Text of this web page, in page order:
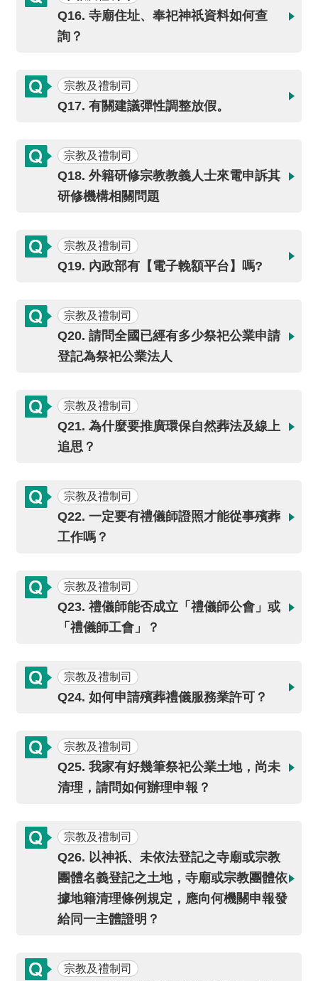
Q16. 寺廟住址、奉祀神祇資料如何查
詢？
宗教及禮制司
Q17. 有關建議彈性調整放假。
宗教及禮制司
Q18. 外籍研修宗教教義人士來電申訴其
研修機構相關問題
宗教及禮制司
Q19. 內政部有【電子輓額平台】嗎?
宗教及禮制司
Q20. 請問全國已經有多少祭祀公業申請
登記為祭祀公業法人
宗教及禮制司
Q21. 為什麼要推廣環保自然葬法及線上
追思？
宗教及禮制司
Q22. 一定要有禮儀師證照才能從事殯葬
工作嗎？
宗教及禮制司
Q23. 禮儀師能否成立「禮儀師公會」或
「禮儀師工會」？
宗教及禮制司
Q24. 如何申請殯葬禮儀服務業許可？
宗教及禮制司
Q25. 我家有好幾筆祭祀公業土地，尚未
清理，請問如何辦理申報？
宗教及禮制司
Q26. 以神祇、未依法登記之寺廟或宗教
團體名義登記之土地，寺廟或宗教團體依
據地籍清理條例規定，應向何機關申報發
給同一主體證明？
宗教及禮制司